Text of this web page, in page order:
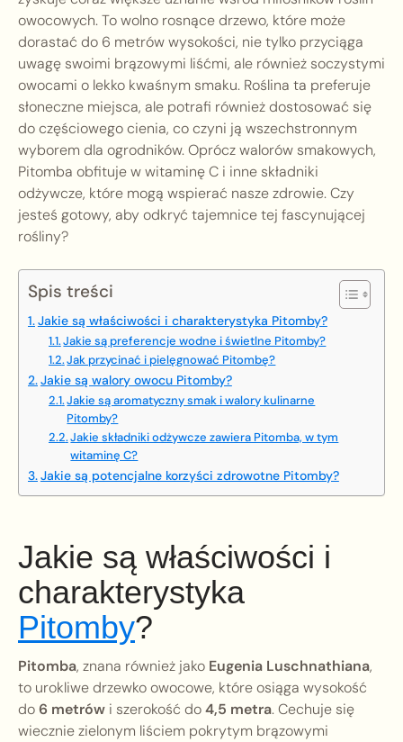
owocowych. To wolno rosnące drzewo, które może
dorastać do 6 metrów wysokości, nie tylko przyciąga
uwagę swoimi brązowymi liśćmi, ale również soczystymi
owocami o lekko kwaśnym smaku. Roślina ta preferuje
słoneczne miejsca, ale potrafi również dostosować się
do częściowego cienia, co czyni ją wszechstronnym
wyborem dla ogrodników. Oprócz walorów smakowych,
Pitomba obfituje w witaminę C i inne składniki
odżywcze, które mogą wspierać nasze zdrowie. Czy
jesteś gotowy, aby odkryć tajemnice tej fascynującej
rośliny?
Spis treści
Jakie są właściwości i charakterystyka Pitomby?
Jakie są preferencje wodne i świetlne Pitomby?
Jak przycinać i pielęgnować Pitombę?
Jakie są walory owocu Pitomby?
Jakie są aromatyczny smak i walory kulinarne
Pitomby?
Jakie składniki odżywcze zawiera Pitomba, w tym
witaminę C?
Jakie są potencjalne korzyści zdrowotne Pitomby?
Jakie są właściwości i
charakterystyka
Pitomby?
Pitomba, znana również jako Eugenia Luschnathiana,
to urokliwe drzewko owocowe, które osiąga wysokość
do6 metrów i szerokość do4,5 metra. Cechuje się
wiecznie zielonym liściem pokrytym brązowymi